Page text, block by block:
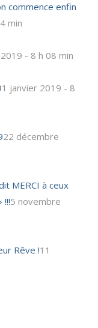
commence enfin
min
- 8 h 08 min
1 janvier 2019 - 8
22 décembre
MERCI à ceux
!!!5 novembre
Rêve !11